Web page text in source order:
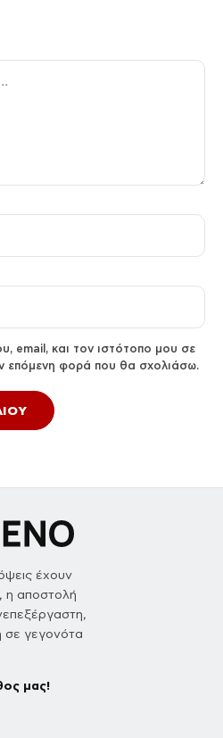
email, και τον ιστότοπο μου σε
επόμενη φορά που θα σχολιάσω.
έχουν
αποστολή
σε γεγονότα
μας!